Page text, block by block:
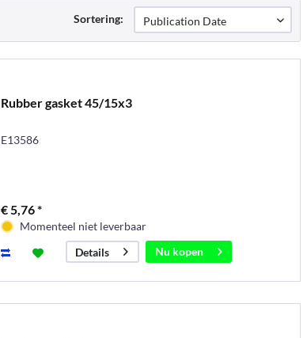
Sortering:
Rubber gasket 45/15x3
E13586
€ 5,76 *
Momenteel niet leverbaar
Details
Nu kopen